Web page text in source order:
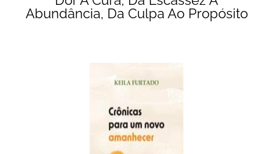
Abundância, Da Culpa Ao Propósito